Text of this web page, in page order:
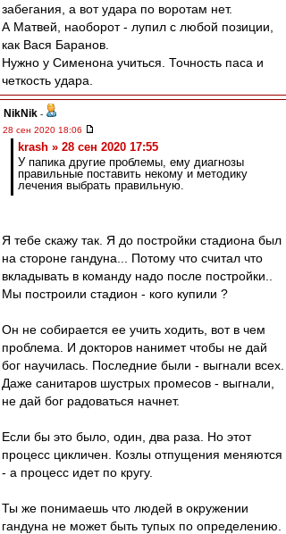
забегания, а вот удара по воротам нет.
А Матвей, наоборот - лупил с любой позиции,
как Вася Баранов.
Нужно у Сименона учиться. Точность паса и
четкость удара.
NikNik -
28 сен 2020 18:06
krash » 28 сен 2020 17:55
У папика другие проблемы, ему диагнозы
правильные поставить некому и методику
лечения выбрать правильную.
Я тебе скажу так. Я до постройки стадиона был
на стороне гандуна... Потому что считал что
вкладывать в команду надо после постройки..
Мы построили стадион - кого купили ?
Он не собирается ее учить ходить, вот в чем
проблема. И докторов нанимет чтобы не дай
бог научилась. Последние были - выгнали всех.
Даже санитаров шустрых промесов - выгнали,
не дай бог радоваться начнет.
Если бы это было, один, два раза. Но этот
процесс цикличен. Козлы отпущения меняются
- а процесс идет по кругу.
Ты же понимаешь что людей в окружении
гандуна не может быть тупых по определению.